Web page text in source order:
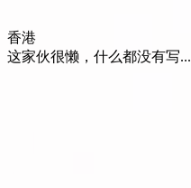
香港
这家伙很懒，什么都没有写...